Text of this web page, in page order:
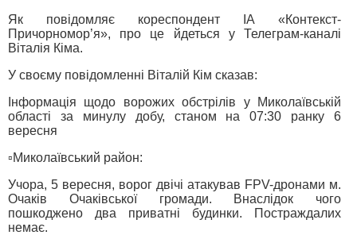
Як повідомляє кореспондент ІА «Контекст-
Причорномор’я», про це йдеться у Телеграм-каналі
Віталія Кіма.
У своєму повідомленні Віталій Кім сказав:
Інформація щодо ворожих обстрілів у Миколаївській
області за минулу добу, станом на 07:30 ранку 6
вересня
▫️Миколаївський район:
Учора, 5 вересня, ворог двічі атакував FPV-дронами м.
Очаків Очаківської громади. Внаслідок чого
пошкоджено два приватні будинки. Постраждалих
немає.